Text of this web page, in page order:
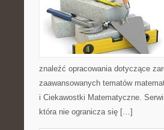
znaleźć opracowania dotyczące
zaawansowanych tematów
i Ciekawostki Matematyczne.
która nie ogranicza się […]